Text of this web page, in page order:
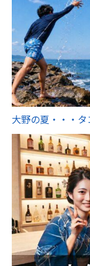
大野の夏・・・